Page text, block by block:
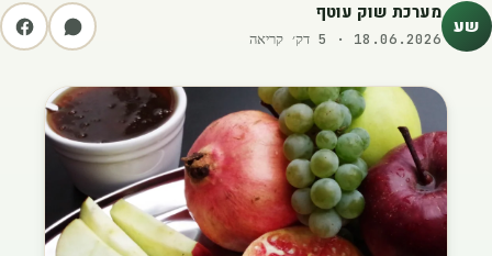
שע מערכת שוק עוטף
18.06.2026
·
5 דק׳ קריאה